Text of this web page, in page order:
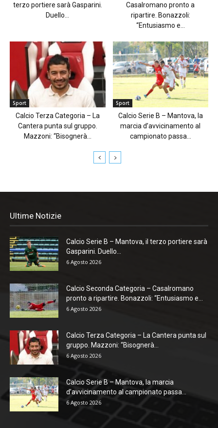
terzo portiere sarà Gasparini.
Duello...
Casalromano pronto a
ripartire. Bonazzoli:
“Entusiasmo e...
Sport
Calcio Terza Categoria – La
Cantera punta sul gruppo.
Mazzoni: “Bisognerà...
Sport
Calcio Serie B – Mantova, la
marcia d’avvicinamento al
campionato passa...
Ultime Notizie
Calcio Serie B – Mantova, il terzo portiere sarà
Gasparini. Duello...
6 Agosto 2026
Calcio Seconda Categoria – Casalromano
pronto a ripartire. Bonazzoli: “Entusiasmo e...
6 Agosto 2026
Calcio Terza Categoria – La Cantera punta sul
gruppo. Mazzoni: “Bisognerà...
6 Agosto 2026
Calcio Serie B – Mantova, la marcia
d’avvicinamento al campionato passa...
6 Agosto 2026